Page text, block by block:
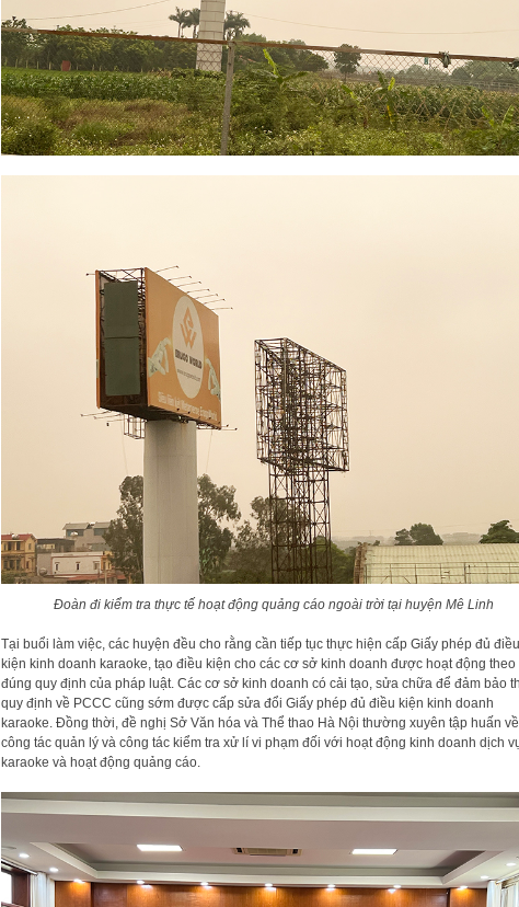
Đoàn đi kiểm tra thực tế hoạt động quảng cáo ngoài trời tại huyện Mê Linh
Tại buổi làm việc, các huyện đều cho rằng cần tiếp tục thực hiện cấp Giấy phép đủ điều
kiện kinh doanh karaoke, tạo điều kiện cho các cơ sở kinh doanh được hoạt động theo
đúng quy định của pháp luật. Các cơ sở kinh doanh có cải tạo, sửa chữa để đảm bảo
quy định về PCCC cũng sớm được cấp sửa đổi Giấy phép đủ điều kiện kinh doanh
karaoke. Đồng thời, đề nghị Sở Văn hóa và Thể thao Hà Nội thường xuyên tập huấn về
công tác quản lý và công tác kiểm tra xử lí vi phạm đối với hoạt động kinh doanh dịch
karaoke và hoạt động quảng cáo.